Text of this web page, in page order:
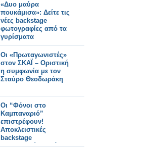
«Δυο μαύρα
πουκάμισα»: Δείτε τις
νέες backstage
φωτογραφίες από τα
γυρίσματα
Οι «Πρωταγωνιστές»
στον ΣΚΑΪ – Οριστική
η συμφωνία με τον
Σταύρο Θεοδωράκη
Οι “Φόνοι στο
Καμπαναριό”
επιστρέφουν!
Αποκλειστικές
backstage
φωτογραφίες από τα